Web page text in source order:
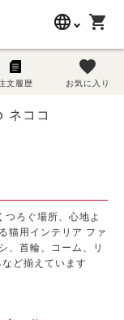
language shopping_cart
文履歴
favorite
お気に入り
search
ネココ
つろぐ場所、心地よ
猫用インテリア ファ
、 首輪、 コーム 、
リ
など揃えています